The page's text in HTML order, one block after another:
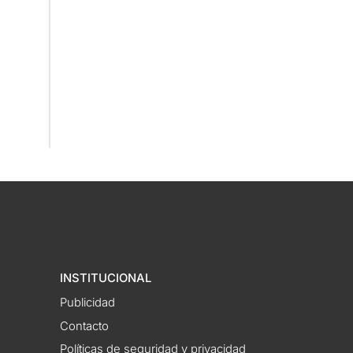
INSTITUCIONAL
Publicidad
Contacto
Políticas de seguridad y privacidad